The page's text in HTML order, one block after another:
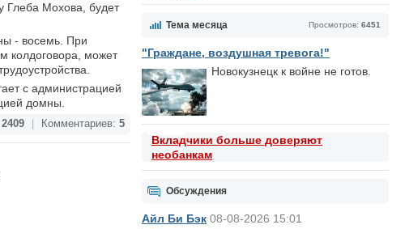
Просмотров: 6451
Тема месяца
"Граждане, воздушная тревога!"
Новокузнецк к войне не готов.
Вкладчики больше доверяют
необанкам
Обсуждения
Айл Би Бэк 08-08-2026 15:01
Глеба Мохова, будет
- восемь. При
колдоговора, может
с администрацией
домны.
2409 Комментариев: 5